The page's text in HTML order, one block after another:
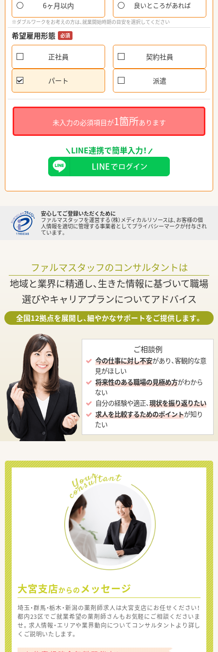
6ヶ月以内 良いところがあれば
※ダブルワークをお考えの方は、就業開始時期の目安を選択してください
希望雇用形態 必須
正社員 契約社員
パート 派遣
未入力の必須項目が1箇所あります
LINE連携で簡単入力！
安心してご登録いただくために
ファルマスタッフを運営する（株）メディカルリソースは、お客様の個
人情報を適切に管理する事業者としてプライバシーマークが付与され
ています。
ファルマスタッフのコンサルタントは
地域と業界に精通し、生きた情報に基づいて職場
選びやキャリアプランについてアドバイス
全国12拠点を展開し、細やかなサポートをご提供します。
ご相談例
今の仕事に対し不安があり、客観的な意
見がほしい
将来性のある職場の見極め方がわから
ない
自分の経験や適正、現状を振り返りたい
求人を比較するためのポイントが知り
たい
大宮支店からの メッセージ
埼玉・群馬・栃木・新潟の薬剤師求人は大宮支店にお任せください！
都内23区でご就業希望の薬剤師さんもお気軽にご相談くださいま
せ。求人情報・エリアや業界動向についてコンサルタントより詳し
くご説明いたします。